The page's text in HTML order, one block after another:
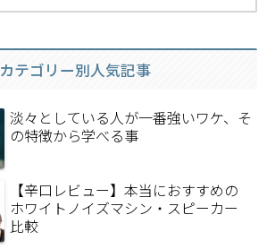
カテゴリー別人気記事
淡々としている人が一番強いワケ、そ
の特徴から学べる事
【辛口レビュー】本当におすすめの
ホワイトノイズマシン・スピーカー
比較